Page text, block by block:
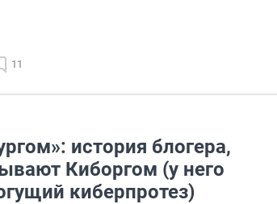
11
история блогера,
Киборгом (у него
киберпротез)